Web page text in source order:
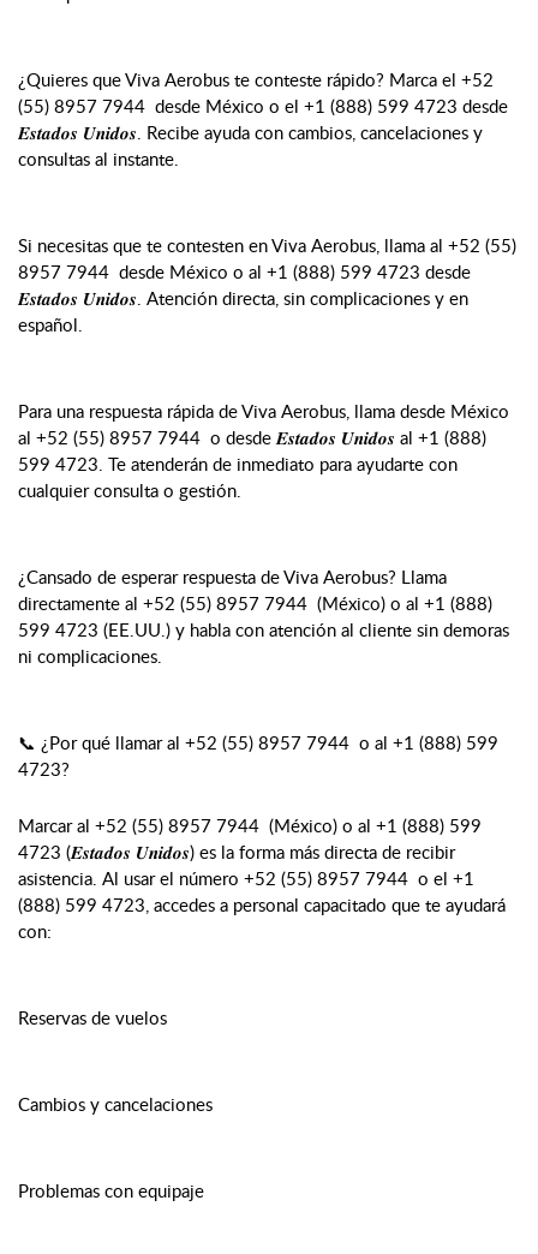
¿Quieres que Viva Aerobus te conteste rápido? Marca el +52
(55) 8957 7944 desde México o el +1 (888) 599 4723 desde
𝑬𝒔𝒕𝒂𝒅𝒐𝒔 𝑼𝒏𝒊𝒅𝒐𝒔. Recibe ayuda con cambios, cancelaciones y
consultas al instante.
Si necesitas que te contesten en Viva Aerobus, llama al +52 (55)
8957 7944 desde México o al +1 (888) 599 4723 desde
𝑬𝒔𝒕𝒂𝒅𝒐𝒔 𝑼𝒏𝒊𝒅𝒐𝒔. Atención directa, sin complicaciones y en
español.
Para una respuesta rápida de Viva Aerobus, llama desde México
al +52 (55) 8957 7944 o desde 𝑬𝒔𝒕𝒂𝒅𝒐𝒔 𝑼𝒏𝒊𝒅𝒐𝒔 al +1 (888)
599 4723. Te atenderán de inmediato para ayudarte con
cualquier consulta o gestión.
¿Cansado de esperar respuesta de Viva Aerobus? Llama
directamente al +52 (55) 8957 7944 (México) o al +1 (888)
599 4723 (EE.UU.) y habla con atención al cliente sin demoras
ni complicaciones.
📞 ¿Por qué llamar al +52 (55) 8957 7944 o al +1 (888) 599
4723?
Marcar al +52 (55) 8957 7944 (México) o al +1 (888) 599
4723 (𝑬𝒔𝒕𝒂𝒅𝒐𝒔 𝑼𝒏𝒊𝒅𝒐𝒔) es la forma más directa de recibir
asistencia. Al usar el número +52 (55) 8957 7944 o el +1
(888) 599 4723, accedes a personal capacitado que te ayudará
con:
Reservas de vuelos
Cambios y cancelaciones
Problemas con equipaje